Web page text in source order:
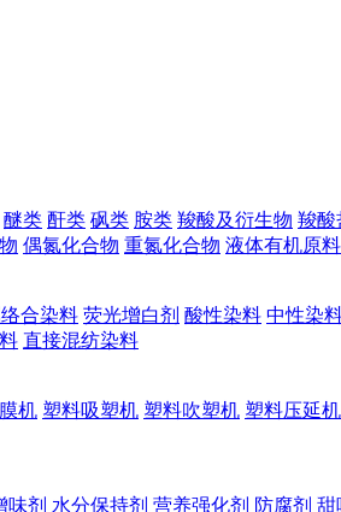
醚类 酐类 砜类 胺类 羧酸及衍生物 羧酸
偶氮化合物 重氮化合物 液体有机原料
合染料 荧光增白剂 酸性染料 中性染
直接混纺染料
机 塑料吸塑机 塑料吹塑机 塑料压延机
味剂 水分保持剂 营养强化剂 防腐剂 甜